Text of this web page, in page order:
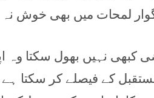
لمحات میں بھی خوش نہ
کبھی نہیں بھول سکتا
مستقبل کے فیصلے کر سکتا